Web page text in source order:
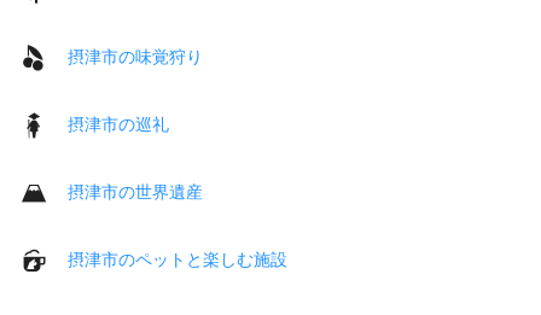
摂津市の味覚狩り
摂津市の巡礼
摂津市の世界遺産
摂津市のペットと楽しむ施設